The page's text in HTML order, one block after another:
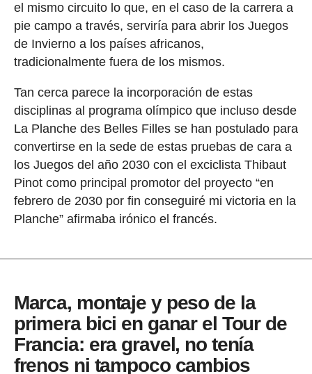
el mismo circuito lo que, en el caso de la carrera a
pie campo a través, serviría para abrir los Juegos
de Invierno a los países africanos,
tradicionalmente fuera de los mismos.
Tan cerca parece la incorporación de estas
disciplinas al programa olímpico que incluso desde
La Planche des Belles Filles se han postulado para
convertirse en la sede de estas pruebas de cara a
los Juegos del año 2030 con el exciclista Thibaut
Pinot como principal promotor del proyecto “en
febrero de 2030 por fin conseguiré mi victoria en la
Planche” afirmaba irónico el francés.
Marca, montaje y peso de la
primera bici en ganar el Tour de
Francia: era gravel, no tenía
frenos ni tampoco cambios